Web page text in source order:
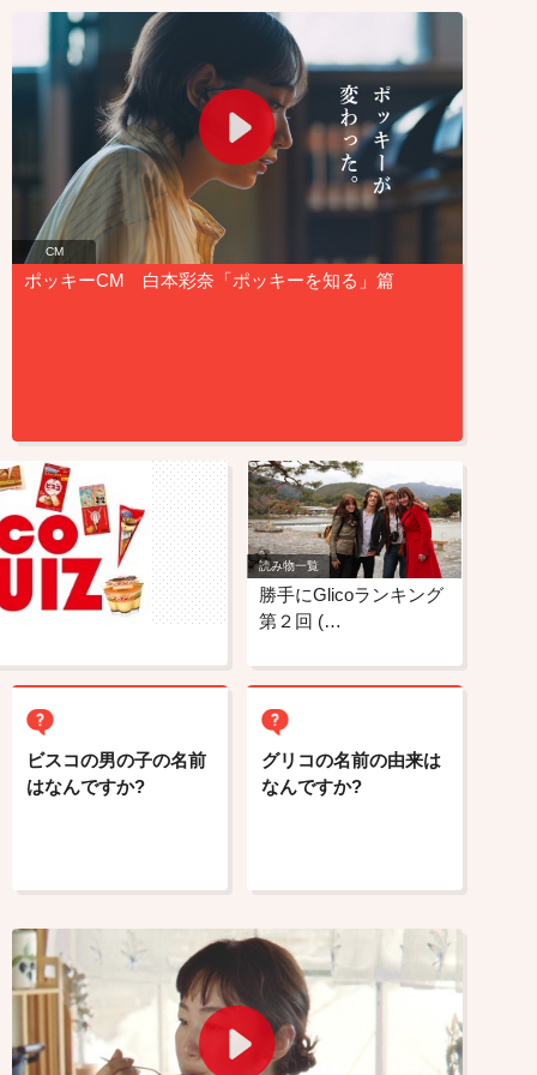
CM
ポッキーCM 白本彩奈「ポッキーを知る」篇
読み物一覧
勝手にGlicoランキング
第２回 (…
ビスコの男の子の名前
はなんですか?
グリコの名前の由来は
なんですか?